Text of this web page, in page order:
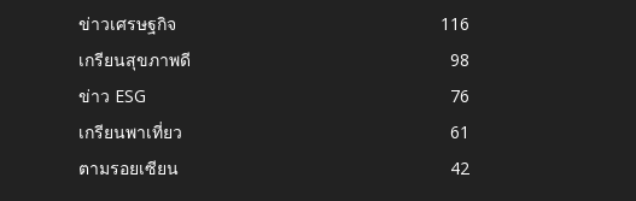
ข่าวเศรษฐกิจ
116
เกรียนสุขภาพดี
98
ข่าว ESG
76
เกรียนพาเที่ยว
61
ตามรอยเซียน
42